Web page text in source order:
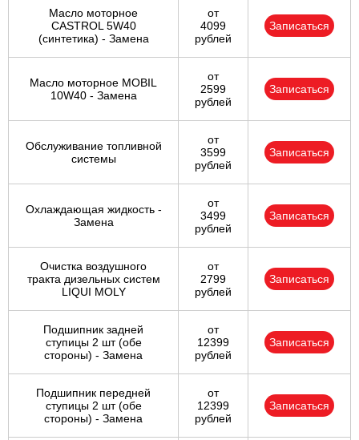
Масло моторное
CASTROL 5W40
(синтетика) - Замена
от
4099
рублей
Записаться
Масло моторное MOBIL
10W40 - Замена
от
2599
рублей
Записаться
Обслуживание топливной
системы
от
3599
рублей
Записаться
Охлаждающая жидкость -
Замена
от
3499
рублей
Записаться
Очистка воздушного
тракта дизельных систем
LIQUI MOLY
от
2799
рублей
Записаться
Подшипник задней
ступицы 2 шт (обе
стороны) - Замена
от
12399
рублей
Записаться
Подшипник передней
ступицы 2 шт (обе
стороны) - Замена
от
12399
рублей
Записаться